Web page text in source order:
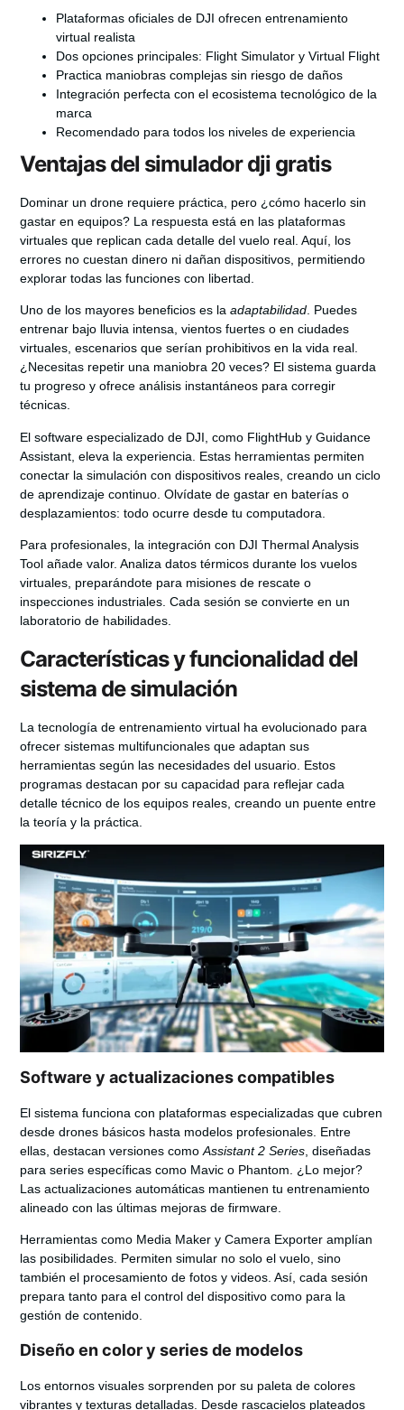
Plataformas oficiales de DJI ofrecen entrenamiento
virtual realista
Dos opciones principales: Flight Simulator y Virtual Flight
Practica maniobras complejas sin riesgo de daños
Integración perfecta con el ecosistema tecnológico de la
marca
Recomendado para todos los niveles de experiencia
Ventajas del simulador dji gratis
Dominar un drone requiere práctica, pero ¿cómo hacerlo sin
gastar en equipos? La respuesta está en las plataformas
virtuales que replican cada detalle del vuelo real. Aquí, los
errores no cuestan dinero ni dañan dispositivos, permitiendo
explorar todas las funciones con libertad.
Uno de los mayores beneficios es laadaptabilidad. Puedes
entrenar bajo lluvia intensa, vientos fuertes o en ciudades
virtuales, escenarios que serían prohibitivos en la vida real.
¿Necesitas repetir una maniobra 20 veces? El sistema guarda
tu progreso y ofrece análisis instantáneos para corregir
técnicas.
Elsoftware especializado de DJI, como FlightHub y Guidance
Assistant, eleva la experiencia. Estas herramientas permiten
conectar la simulación con dispositivos reales, creando un ciclo
de aprendizaje continuo. Olvídate de gastar en baterías o
desplazamientos: todo ocurre desde tu computadora.
Para profesionales, la integración con DJI Thermal Analysis
Tool añade valor. Analiza datos térmicos durante los vuelos
virtuales, preparándote para misiones de rescate o
inspecciones industriales. Cada sesión se convierte en un
laboratorio de habilidades.
Características y funcionalidad del
sistema de simulación
La tecnología de entrenamiento virtual ha evolucionado para
ofrecer sistemas multifuncionales que adaptan sus
herramientas según las necesidades del usuario. Estos
programas destacan por su capacidad para reflejar cada
detalle técnico de los equipos reales, creando un puente entre
la teoría y la práctica.
Software y actualizaciones compatibles
El sistema funciona con plataformas especializadas que cubren
desde drones básicos hasta modelos profesionales. Entre
ellas, destacan versiones comoAssistant 2 Series , diseñadas
para series específicas como Mavic o Phantom. ¿Lo mejor?
Las actualizaciones automáticas mantienen tu entrenamiento
alineado con las últimas mejoras de firmware.
Herramientas como Media Maker yCamera Exporter amplían
las posibilidades. Permiten simular no solo el vuelo, sino
también el procesamiento de fotos y videos. Así, cada sesión
prepara tanto para el control del dispositivo como para la
gestión de contenido.
Diseño en color y series de modelos
Los entornos visuales sorprenden por su paleta decolores
vibrantes y texturas detalladas. Desde rascacielos plateados